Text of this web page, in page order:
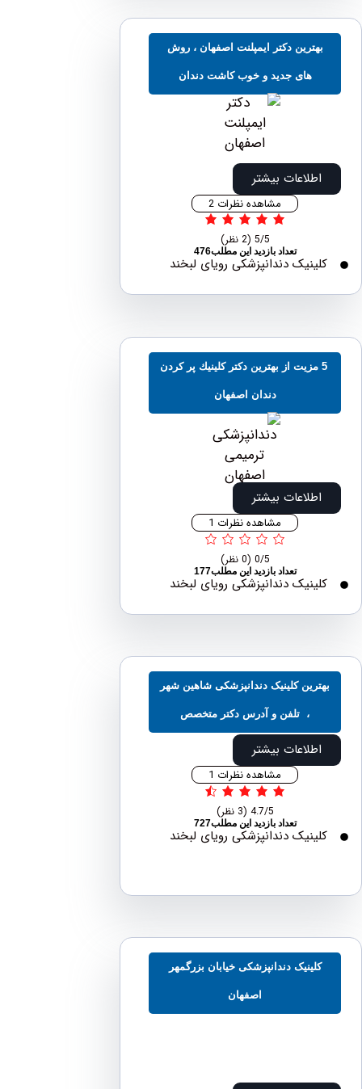
دکتر ایمپلنت اصفهان ، روش
های جدید و خوب کاشت دندان
اطلاعات بیشتر
مشاهده نظرات 2
تعداد بازدید این مطلب476
دندانپزشکی رویای لبخند
5 مزیت از بهترین دكتر كلينيك پر كردن
دندان اصفهان
اطلاعات بیشتر
مشاهده نظرات 1
تعداد بازدید این مطلب177
دندانپزشکی رویای لبخند
کلینیک دندانپزشکی شاهین شهر
، تلفن و آدرس دکتر متخصص
اطلاعات بیشتر
مشاهده نظرات 1
تعداد بازدید این مطلب727
دندانپزشکی رویای لبخند
کلینیک دندانپزشکی خیابان بزرگمهر